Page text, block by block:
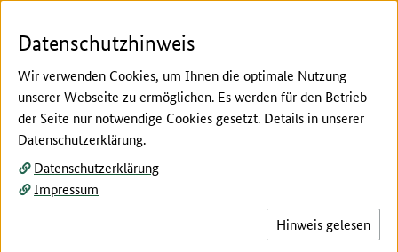
Hier beginnt der Hauptinhalt dieser Seite
Bio-Verarbeitungsfleisch aus
Legehenne und Bruderhahn
Geförderte Projekte: "Aufbau von Bio-
Wertschöpfungsketten"
Datenschutzhinweis
Wir verwenden Cookies, um Ihnen die optimale Nutzung
unserer Webseite zu ermöglichen. Es werden für den Betrieb
der Seite nur notwendige Cookies gesetzt. Details in unserer
Datenschutzerklärung.
Datenschutzerklärung
Impressum
Hinweis gelesen